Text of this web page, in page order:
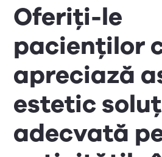
Oferiți-le
pacienților
apreciază
estetic
adecvată